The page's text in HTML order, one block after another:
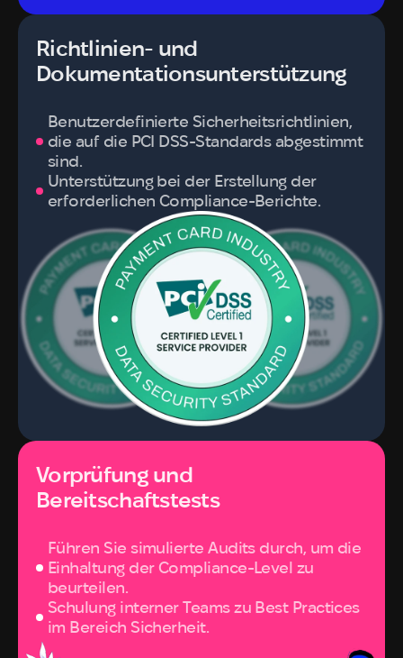
Richtlinien- und
Dokumentationsunterstützung
Benutzerdefinierte Sicherheitsrichtlinien,
die auf die PCI DSS-Standards abgestimmt
sind.
Unterstützung bei der Erstellung der
erforderlichen Compliance-Berichte.
Vorprüfung und
Bereitschaftstests
Führen Sie simulierte Audits durch, um die
Einhaltung der Compliance-Level zu
beurteilen.
Schulung interner Teams zu Best Practices
im Bereich Sicherheit.